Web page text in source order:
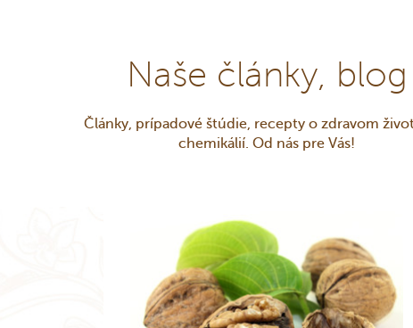
Naše články, blog
Články, prípadové štúdie, recepty o zdravom
chemikálií. Od nás pre Vás!